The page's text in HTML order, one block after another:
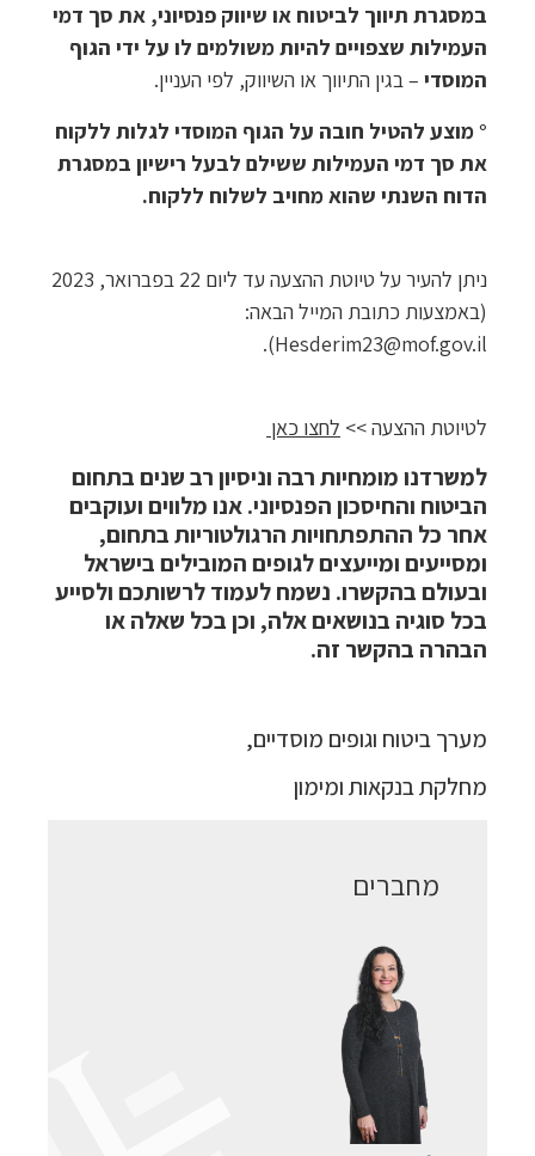
במסגרת תיווך לביטוח או שיווק פנסיוני, את סך דמי
העמילות שצפויים להיות משולמים לו על ידי הגוף
המוסדי – בגין התיווך או השיווק, לפי העניין.
° מוצע להטיל חובה על הגוף המוסדי לגלות ללקוח
את סך דמי העמילות ששילם לבעל רישיון במסגרת
הדוח השנתי שהוא מחויב לשלוח ללקוח.
ניתן להעיר על טיוטת ההצעה עד ליום 22 בפברואר, 2023
(באמצעות כתובת המייל הבאה:
Hesderim23@mof.gov.il
).
לטיוטת ההצעה >> לחצו כאן
למשרדנו מומחיות רבה וניסיון רב שנים בתחום
הביטוח והחיסכון הפנסיוני. אנו מלווים ועוקבים
אחר כל ההתפתחויות הרגולטוריות בתחום,
ומסייעים ומייעצים לגופים המובילים בישראל
ובעולם בהקשרו. נשמח לעמוד לרשותכם ולסייע
בכל סוגיה בנושאים אלה, וכן בכל שאלה או
הבהרה בהקשר זה.
מערך ביטוח וגופים מוסדיים,
מחלקת בנקאות ומימון
מחברים